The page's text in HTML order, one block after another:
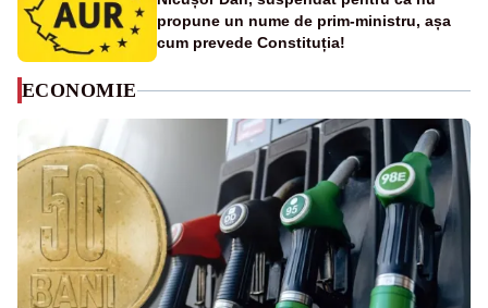
propune un nume de prim-ministru, așa
cum prevede Constituția!
ECONOMIE